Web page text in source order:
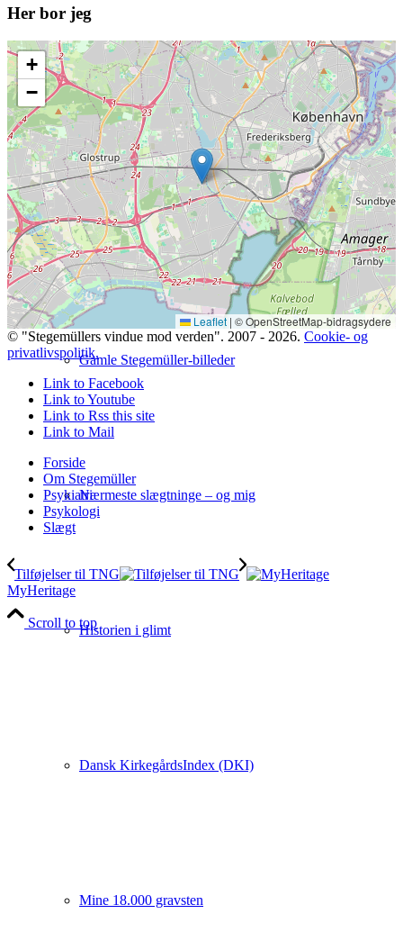
TNG-support
Database med TNG (tre sprog)
Gamle Stegemüller-billeder
Nærmeste slægtninge – og mig
Historien i glimt
Dansk KirkegårdsIndex (DKI)
Mine 18.000 gravsten
Her bor jeg
+
−
Leaflet | © OpenStreetMap-bidragsydere
© "Stegemüllers vindue mod verden". 2007 - 2026. Cookie- og
privatlivspolitik.
Link to Facebook
Link to Youtube
Link to Rss this site
Link to Mail
Forside
Om Stegemüller
Psykiatri
Psykologi
Slægt
Tilføjelser til TNG
MyHeritage
Scroll to top